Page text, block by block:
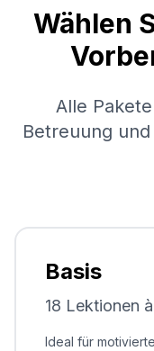
Wählen
Alle
Betreuung
Basis
18 Lektionen
Ideal für